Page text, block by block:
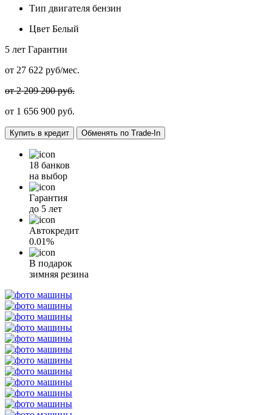
Тип двигателя бензин
Цвет Белый
5 лет Гарантии
от 27 622 руб/мес.
от 2 209 200 руб.
от 1 656 900 руб.
Купить в кредит Обменять по Trade-In
18 банков
на выбор
Гарантия
до 5 лет
Автокредит
0.01%
В подарок
зимняя резина